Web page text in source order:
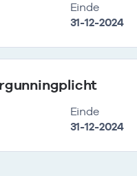
Einde
31-12-2024
Einde
31-12-2024